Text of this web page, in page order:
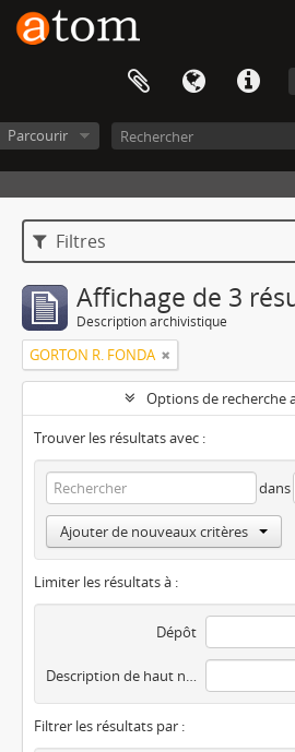
Parcourir
Filtres
Affichage de 3
Description archivistique
GORTON R. FONDA
Options de recherche
Trouver les résultats avec :
dans
Ajouter de nouveaux critères
Limiter les résultats à :
Dépôt
Description de haut niveau
Filtrer les résultats par :